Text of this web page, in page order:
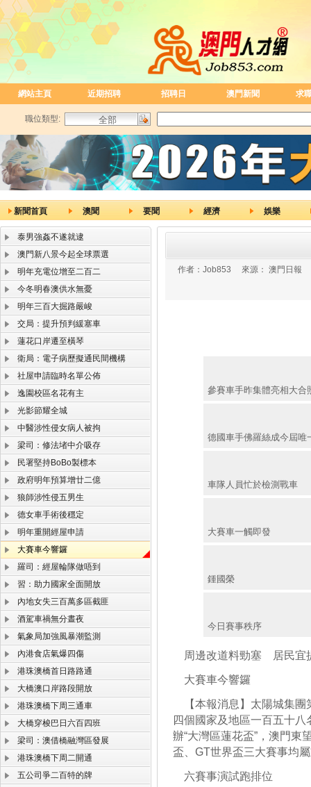
網站主頁 近期招聘 招聘日 澳門新聞 求
職位類型:
新聞首頁 澳聞 要聞 經濟 娛樂
泰男強姦不遂就逮
澳門新八景今起全球票選
明年充電位增至二百二
今冬明春澳供水無憂
明年三百大掘路嚴峻
交局：提升預判緩塞車
蓮花口岸遷至橫琴
衛局：電子病歷擬通民間機構
社屋申請臨時名單公佈
逸園校區名花有主
光影節耀全城
中醫涉性侵女病人被拘
梁司：修法堵中介吸存
民署堅持BoBo製標本
政府明年預算增廿二億
狼師涉性侵五男生
德女車手術後穩定
明年重開經屋申請
大賽車今響鑼
羅司：經屋輪隊做唔到
習：助力國家全面開放
內地女失三百萬多區截匪
酒駕車禍無分晝夜
氣象局加強風暴潮監測
內港食店氣爆四傷
港珠澳橋首日路路通
大橋澳口岸路段開放
港珠澳橋下周三通車
大橋穿梭巴日六百四班
梁司：澳借橋融灣區發展
港珠澳橋下周二開通
五公司爭二百特的牌
作者： Job853 來源： 澳門日報
參賽車手昨集體亮相大合
德國車手佛羅絲成今屆唯
車隊人員忙於檢測戰車
大賽車一觸即發
鍾國榮
今日賽事秩序
周邊改道料勁塞 居民宜
大賽車今響鑼
【本報消息】太陽城集團
四個國家及地區一百五十
辦“大灣區蓮花盃”，澳門東
盃、GT世界盃三大賽事均
六賽事演試跑排位